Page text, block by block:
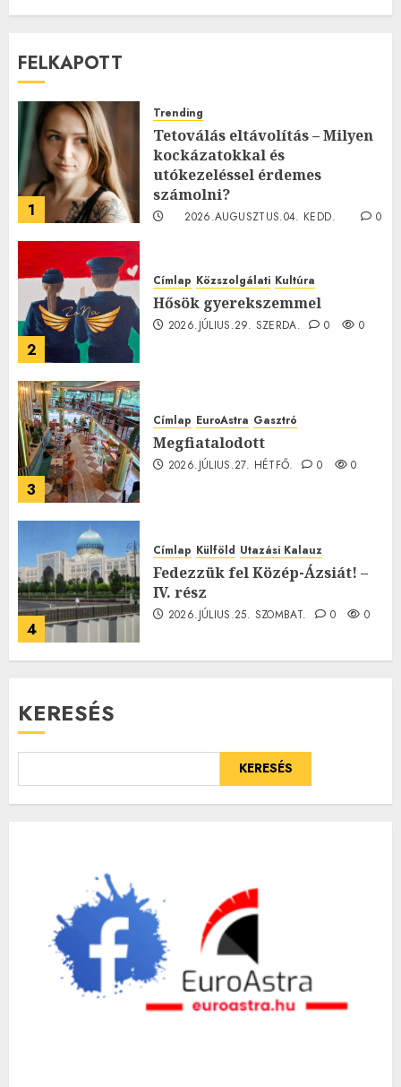
FELKAPOTT
1
Trending
Tetoválás eltávolítás – Milyen
kockázatokkal és
utókezeléssel érdemes
számolni?
2026.AUGUSZTUS.04. KEDD.
0
2
Címlap Közszolgálati Kultúra
Hősök gyerekszemmel
2026.JÚLIUS.29. SZERDA. 0 0
3
Címlap EuroAstra Gasztró
Megfiatalodott
2026.JÚLIUS.27. HÉTFŐ. 0 0
4
Címlap Külföld Utazási Kalauz
Fedezzük fel Közép-Ázsiát! –
IV. rész
2026.JÚLIUS.25. SZOMBAT. 0 0
KERESÉS
KERESÉS